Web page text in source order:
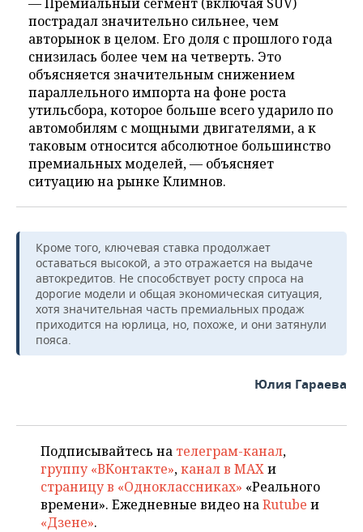
пострадал значительно сильнее, чем
авторынок в целом. Его доля с прошлого года
снизилась более чем на четверть. Это
объясняется значительным снижением
параллельного импорта на фоне роста
утильсбора, которое больше всего ударило по
автомобилям с мощными двигателями, а к
таковым относится абсолютное большинство
премиальных моделей, — объясняет
ситуацию на рынке Климнов.
Кроме того, ключевая ставка продолжает
оставаться высокой, а это отражается на выдаче
автокредитов. Не способствует росту спроса на
дорогие модели и общая экономическая ситуация,
хотя значительная часть премиальных продаж
приходится на юрлица, но, похоже, и они затянули
пояса.
Юлия Гараева
Подписывайтесь на телеграм-канал,
группу «ВКонтакте»,канал в MAXи
страницу в «Одноклассниках» «Реального
времени». Ежедневные видео наRutube и
«Дзене».